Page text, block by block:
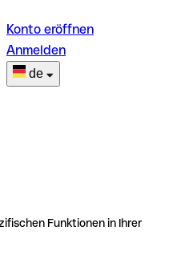
Konto eröffnen
Anmelden
de
Funktionen in Ihrer